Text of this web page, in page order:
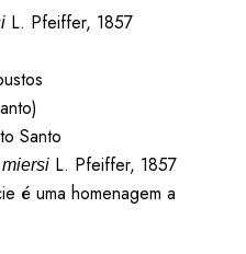
L. Pfeiffer, 1857
Santo
L. Pfeiffer, 1857
é uma homenagem a